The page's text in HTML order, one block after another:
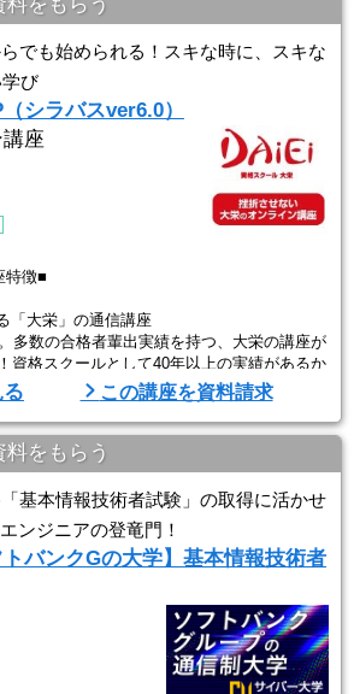
キャリアナビゲーターが定期的にカウンセ
捗確認や学習に対する疑問点にお応えしま
を確認しながら、受講 ...
でも始められる！スキな時に、スキな
び
シラバスver6.0）
座
特徴■
「大栄」の通信講座
多数の合格者輩出実績を持つ、大栄の講座が
資格スクールとして40年以上の実績があるか
それほど合格ノウハウが凝縮されている内容
だわるサポート体制
キャリアナビゲーターが定期的にカウンセ
捗確認や学習に対する疑問点にお応えしま
を確認しながら、受講 ...
この講座を資料請求
をもらう
基本情報技術者試験」の取得に活かせ
ンジニアの登竜門！
トバンクGの大学】基本情報技術者